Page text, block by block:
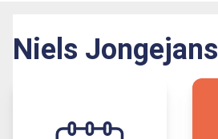
Niels Jongejans